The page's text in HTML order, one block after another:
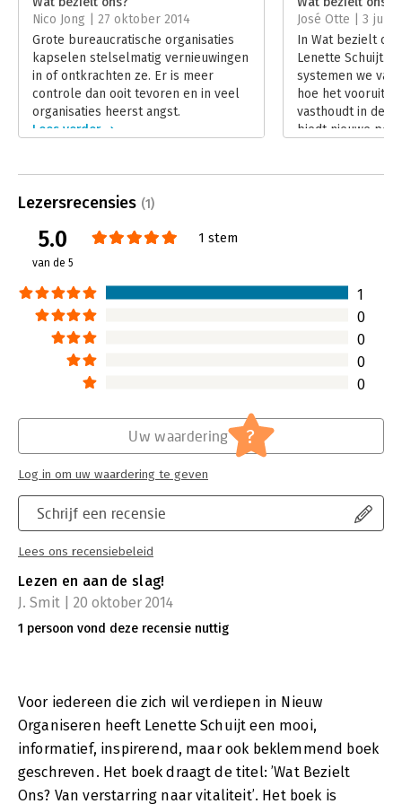
Hoofdrubriek: Verandermanagement
Nico Jong | 27 oktober 2014
Grote bureaucratische organisaties
kapselen stelselmatig vernieuwingen
in of ontkrachten ze. Er is meer
controle dan ooit tevoren en in veel
organisaties heerst angst.
Lees verder
José Otte | 3 juli
In Wat bezielt
Lenette Schuijt
systemen we
hoe het
vasthoudt in
biedt nieuwe
Lezersrecensies (1)
5.0
van de 5
1 stem
1
0
0
0
0
Schrijf een recensie
Lees ons recensiebeleid
Uw waardering ?
Log in om uw waardering te geven
Lezen en aan de slag!
J. Smit | 20 oktober 2014
1 persoon vond deze recensie nuttig
Voor iedereen die zich wil verdiepen in Nieuw
Organiseren heeft Lenette Schuijt een mooi,
informatief, inspirerend, maar ook beklemmend boek
geschreven. Het boek draagt de titel: ’Wat Bezielt
Ons? Van verstarring naar vitaliteit’. Het boek is